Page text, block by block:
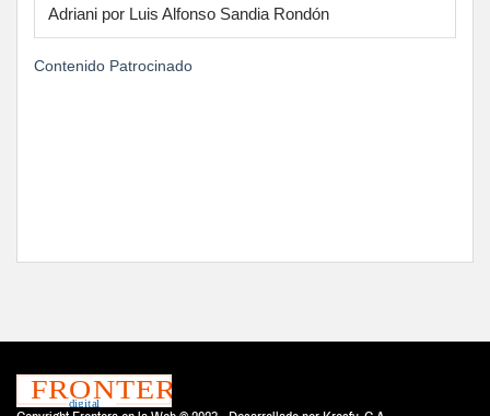
Adriani por Luis Alfonso Sandia Rondón
Contenido Patrocinado